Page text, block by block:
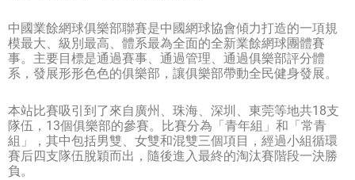
中國業餘網球俱樂部聯賽是中國網球協會傾力打造的一項規
模最大、級別最高、體系最為全面的全新業餘網球團體賽
事。主要目標是通過賽事、通過管理、通過俱樂部評分體
系，發展形形色色的俱樂部，讓俱樂部帶動全民健身發展。
本站比賽吸引到了來自廣州、珠海、深圳、東莞等地共18支
隊伍，13個俱樂部的參賽。比賽分為「青年組」和「常青
組」，其中包括男雙、女雙和混雙三個項目，經過小組循環
賽后四支隊伍脫穎而出，隨後進入最終的淘汰賽階段一決勝
負。